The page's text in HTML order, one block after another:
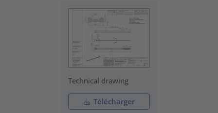
Technical drawing
Télécharger